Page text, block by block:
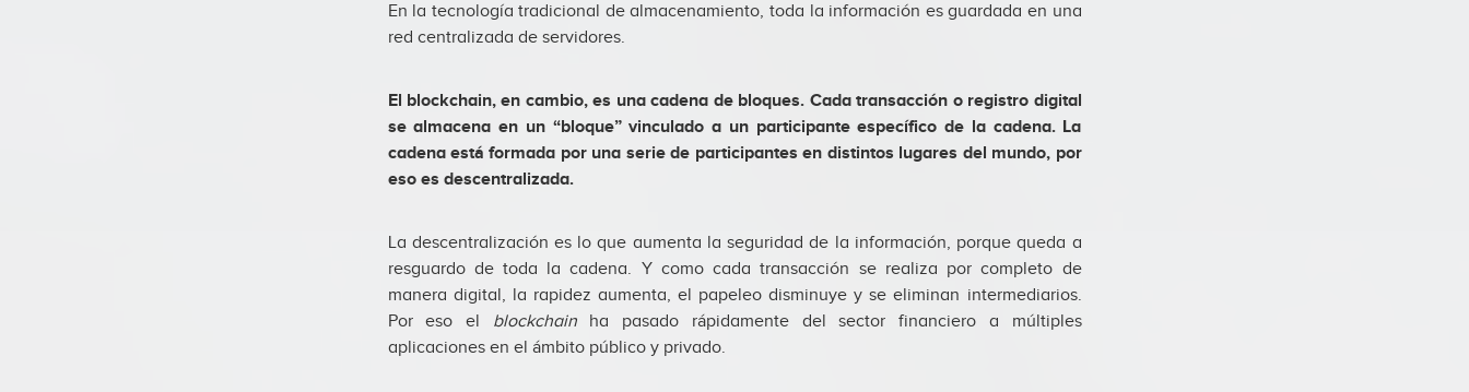
En la tecnología tradicional de almacenamiento, toda la información es guardada en una
red centralizada de servidores.
El blockchain, en cambio, es una cadena de bloques. Cada transacción o registro digital
se almacena en un “bloque” vinculado a un participante específico de la cadena. La
cadena está formada por una serie de participantes en distintos lugares del mundo, por
eso es descentralizada.
La descentralización es lo que aumenta la seguridad de la información, porque queda a
resguardo de toda la cadena. Y como cada transacción se realiza por completo de
manera digital, la rapidez aumenta, el papeleo disminuye y se eliminan intermediarios.
Por eso el blockchain ha pasado rápidamente del sector financiero a múltiples
aplicaciones en el ámbito público y privado.